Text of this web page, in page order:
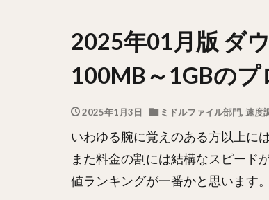
2025年01月版 ダ
100MB～1GBの
2025年1月3日 ミドルファイル部門, 速度
いわゆる腕に覚えのある方以上に
また料金の割には結構なスピード
値ランキングが一番かと思います。